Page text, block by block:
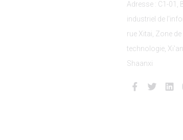
Adresse : C1-01,
industriel de
rue Xitai, Zone
technologie,
Shaanxi